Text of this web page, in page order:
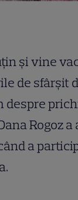
și vine
de sfârșit
despre
Rogoz
a